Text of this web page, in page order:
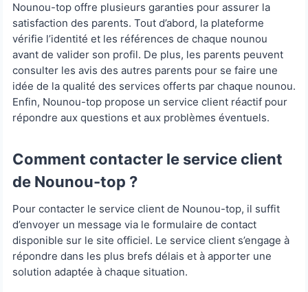
Nounou-top offre plusieurs garanties pour assurer la
satisfaction des parents. Tout d’abord, la plateforme
vérifie l’identité et les références de chaque nounou
avant de valider son profil. De plus, les parents peuvent
consulter les avis des autres parents pour se faire une
idée de la qualité des services offerts par chaque nounou.
Enfin, Nounou-top propose un service client réactif pour
répondre aux questions et aux problèmes éventuels.
Comment contacter le service client
de Nounou-top ?
Pour contacter le service client de Nounou-top, il suffit
d’envoyer un message via le formulaire de contact
disponible sur le site officiel. Le service client s’engage à
répondre dans les plus brefs délais et à apporter une
solution adaptée à chaque situation.